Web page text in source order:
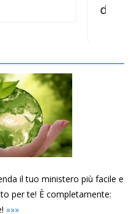
discepoli
il tuo ministero più facile e
per te! È completamente:
»»»